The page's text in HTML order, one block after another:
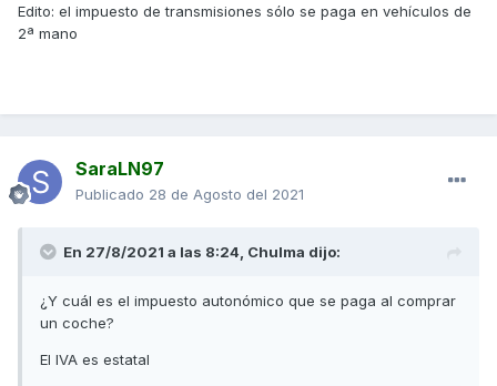
Edito: el impuesto de transmisiones sólo se paga en vehículos de
2ª mano
SaraLN97
Publicado 28 de Agosto del 2021
En 27/8/2021 a las 8:24, Chulma dijo:
¿Y cuál es el impuesto autonómico que se paga al comprar
un coche?
El IVA es estatal